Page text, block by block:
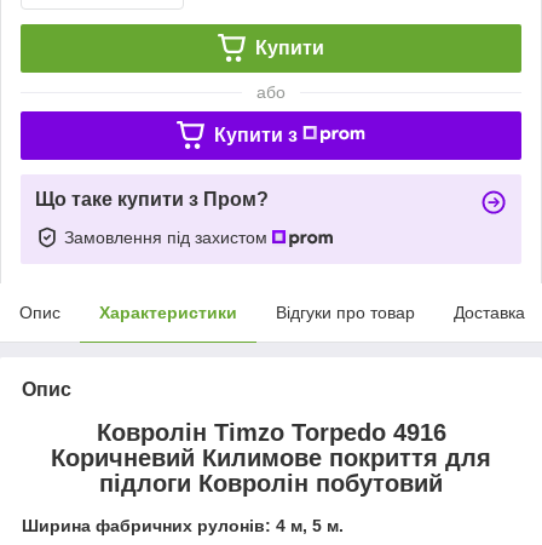
Купити
або
Купити з
Що таке купити з Пром?
Замовлення під захистом
Опис Характеристики Відгуки про товар Доставка
Опис
Ковролін Timzo Torpedo 4916
Коричневий Килимове покриття для
підлоги Ковролін побутовий
Ширина фабричних рулонів: 4 м, 5 м.